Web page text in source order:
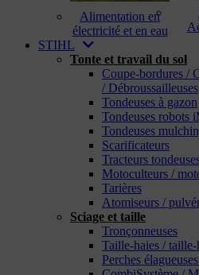
Alimentation en
électricité et en eau
STIHL
Tonte et travail du sol
Coupe-bordures /
/ Débroussailleuses
Tondeuses à gazon
Tondeuses robots
Tondeuses
Scarificateurs
Tracteurs
Motoculteurs /
Tarières
Atomiseurs /
Sciage et taille
Tronçonneuses
Taille-haies / taille-
Perches